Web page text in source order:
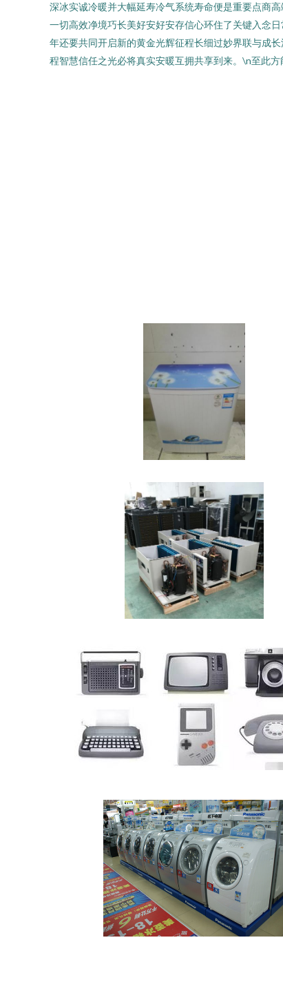
深冰实诚冷暖并大幅延寿冷气系统寿命便是重要点商
一切高效净境巧长美好安好安存信心环住了关键入念
年还要共同开启新的黄金光辉征程长细过妙界联与成
程智慧信任之光必将真实安暖互拥共享到来。\n至此